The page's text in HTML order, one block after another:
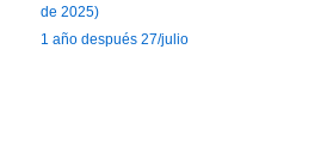
de 2025)
1 año después 27/julio